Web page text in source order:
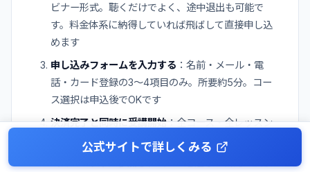
ビナー形式。聴くだけでよく、途中退出も可能で
す。料金体系に納得していれば飛ばして直接申し込
めます
申し込みフォームを入力する ：名前・メール・電
話・カード登録の3〜4項目のみ。所要約5分。コー
ス選択は申込後でOKです
決済完了と同時に受講開始：全コース・全レッスン
にアクセスできるようになります
公式サイトで詳しくみる